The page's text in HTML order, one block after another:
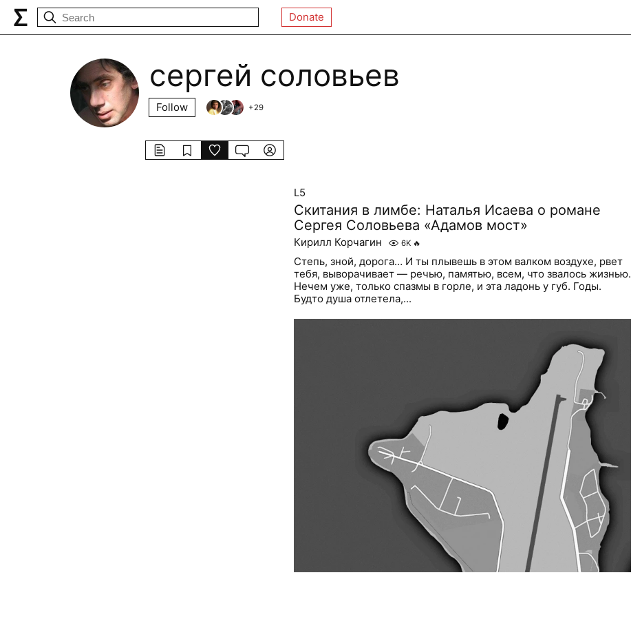
Donate
сергей соловьев
Follow +29
L5
Скитания в лимбе: Наталья Исаева о романе
Сергея Соловьева «Адамов мост»
Кирилл Корчагин 6K 🔥
Степь, зной, дорога… И ты плывешь в этом валком воздухе, рвет
тебя, выворачивает — речью, памятью, всем, что звалось жизнью.
Нечем уже, только спазмы в горле, и эта ладонь у губ. Годы.
Будто душа отлетела,...